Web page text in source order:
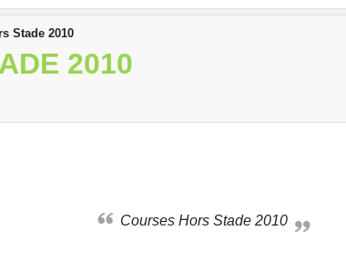
Stade 2010
2010
Courses Hors Stade 2010
•
•